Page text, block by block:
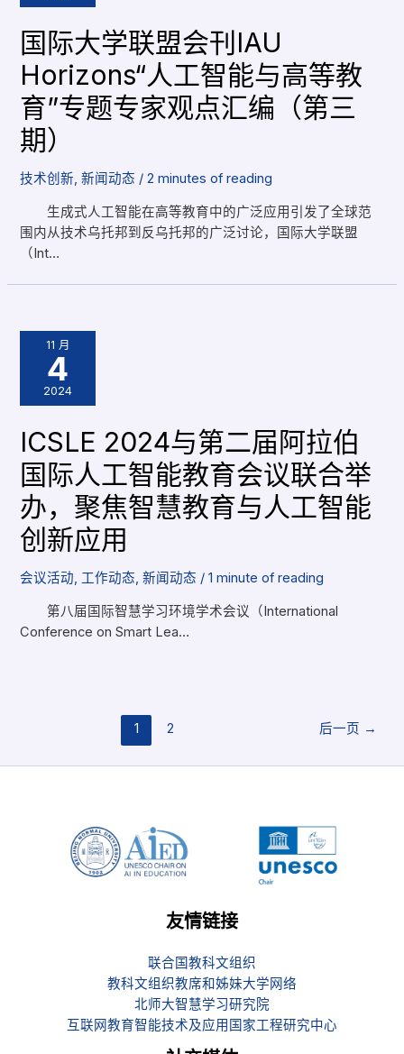
国际大学联盟会刊IAU
Horizons“人工智能与高等教
育”专题专家观点汇编（第三
期）
技术创新,新闻动态 /2 minutes of reading
生成式人工智能在高等教育中的广泛应用引发了全球范
围内从技术乌托邦到反乌托邦的广泛讨论，国际大学联盟
（Int…
11 月
4
2024
ICSLE 2024与第二届阿拉伯
国际人工智能教育会议联合举
办，聚焦智慧教育与人工智能
创新应用
会议活动, 工作动态,新闻动态 /1 minute of reading
第八届国际智慧学习环境学术会议（International
Conference on Smart Lea…
1 2 后一页 →
友情链接
联合国教科文组织
教科文组织教席和姊妹大学网络
北师大智慧学习研究院
互联网教育智能技术及应用国家工程研究中心